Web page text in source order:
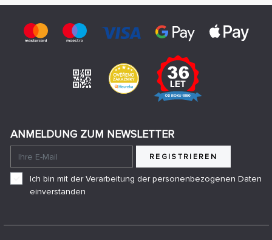
ANMELDUNG ZUM NEWSLETTER
REGISTRIEREN
Ich bin mit der Verarbeitung der personenbezogenen Daten
einverstanden